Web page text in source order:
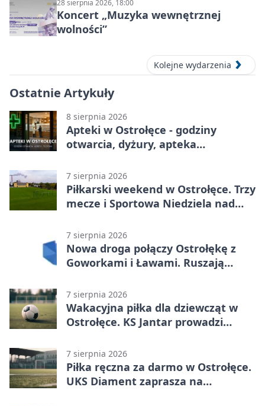
28 sierpnia 2026, 18:00
Koncert „Muzyka wewnętrznej
wolności”
Kolejne wydarzenia
Ostatnie Artykuły
8 sierpnia 2026
Apteki w Ostrołęce - godziny
otwarcia, dyżury, apteka
7 sierpnia 2026
Piłkarski weekend w Ostrołęce. Trzy
mecze i Sportowa Niedziela nad
7 sierpnia 2026
Nowa droga połączy Ostrołękę z
Goworkami i Ławami. Ruszają
7 sierpnia 2026
Wakacyjna piłka dla dziewcząt w
Ostrołęce. KS Jantar prowadzi
7 sierpnia 2026
Piłka ręczna za darmo w Ostrołęce.
UKS Diament zaprasza na